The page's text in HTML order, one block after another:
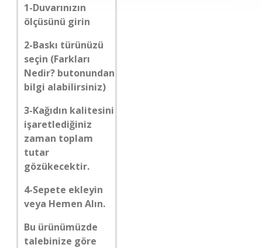
1-Duvarınızın
ölçüsünü girin
2-Baskı türünüzü
seçin (Farkları
Nedir? butonundan
bilgi alabilirsiniz)
3-Kağıdın kalitesini
işaretlediğiniz
zaman toplam
tutar
gözükecektir.
4-Sepete ekleyin
veya Hemen Alın.
Bu ürünümüzde
talebinize göre